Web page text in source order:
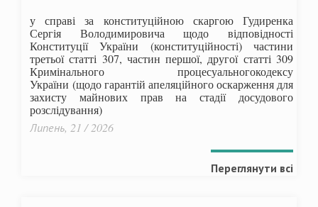
у справі за конституційною скаргою Гудиренка
Сергія Володимировича щодо відповідності
Конституції України (конституційності) частини
третьої статті 307, частин першої, другої статті 309
Кримінального процесуальногокодексу
України (щодо гарантій апеляційного оскарження для
захисту майнових прав на стадії досудового
розслідування)
Липень, 21 / 2026
Переглянути всі